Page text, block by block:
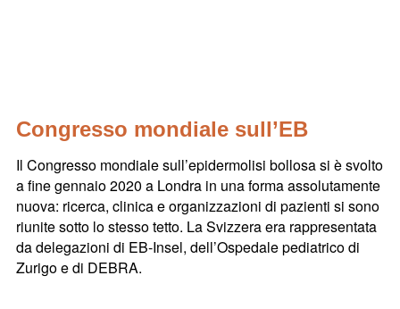
Congresso mondiale sull’EB
Il Congresso mondiale sull’epidermolisi bollosa si è svolto
a fine gennaio 2020 a Londra in una forma assolutamente
nuova: ricerca, clinica e organizzazioni di pazienti si sono
riunite sotto lo stesso tetto. La Svizzera era rappresentata
da delegazioni di EB-Insel, dell’Ospedale pediatrico di
Zurigo e di DEBRA.